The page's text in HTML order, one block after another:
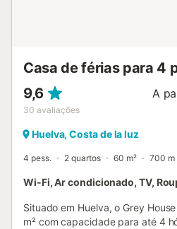
Casa de férias para 4
9,6
30 avaliações
A
Huelva, Costa de la luz
4 pess. 2 quartos 60 m² 700 m
Wi-Fi, Ar condicionado, TV,
Situado em Huelva, o Grey
m² com capacidade para até 4